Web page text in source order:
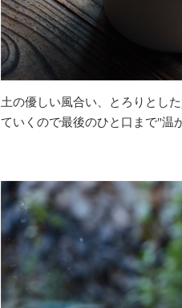
土の優しい風合い、とろりとし
ていくので最後のひと口まで"温